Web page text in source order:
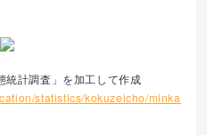
計調査」を加工して作成
statistics/kokuzeicho/minka